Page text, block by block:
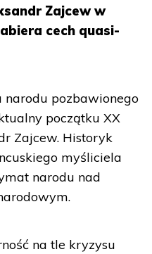
Zajcew w
cech quasi-
narodu pozbawionego
początku XX
Zajcew. Historyk
myśliciela
narodu nad
na tle kryzysu